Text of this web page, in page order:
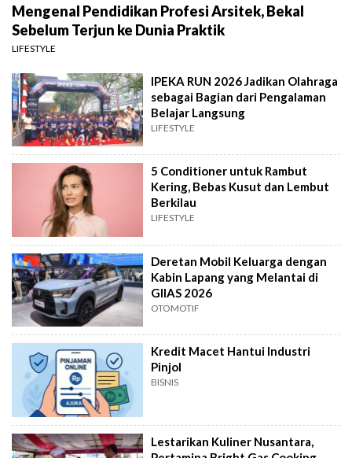
Mengenal Pendidikan Profesi Arsitek, Bekal
Sebelum Terjun ke Dunia Praktik
LIFESTYLE
IPEKA RUN 2026 Jadikan Olahraga
sebagai Bagian dari Pengalaman
Belajar Langsung
LIFESTYLE
5 Conditioner untuk Rambut
Kering, Bebas Kusut dan Lembut
Berkilau
LIFESTYLE
Deretan Mobil Keluarga dengan
Kabin Lapang yang Melantai di
GIIAS 2026
OTOMOTIF
Kredit Macet Hantui Industri
Pinjol
BISNIS
Lestarikan Kuliner Nusantara,